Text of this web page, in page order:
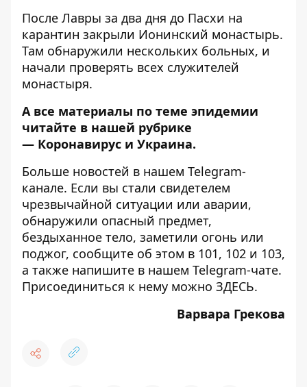
После Лавры за два дня до Пасхи на
карантин закрыли Ионинский монастырь.
Там обнаружили нескольких больных, и
начали проверять всех служителей
монастыря.
А все материалы по теме эпидемии
читайте в нашей рубрике
— Коронавирус и Украина.
Больше новостей в нашем Telegram-
канале. Если вы стали свидетелем
чрезвычайной ситуации или аварии,
обнаружили опасный предмет,
бездыханное тело, заметили огонь или
поджог, сообщите об этом в 101, 102 и 103,
а также напишите в нашем Telegram-чате.
Присоединиться к нему можно ЗДЕСЬ.
Варвара Грекова